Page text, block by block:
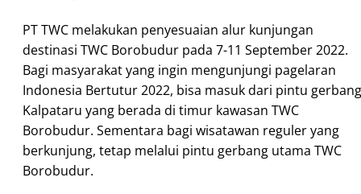
PT TWC melakukan penyesuaian alur kunjungan
destinasi TWC Borobudur pada 7-11 September 2022.
Bagi masyarakat yang ingin mengunjungi pagelaran
Indonesia Bertutur 2022, bisa masuk dari pintu gerbang
Kalpataru yang berada di timur kawasan TWC
Borobudur. Sementara bagi wisatawan reguler yang
berkunjung, tetap melalui pintu gerbang utama TWC
Borobudur.